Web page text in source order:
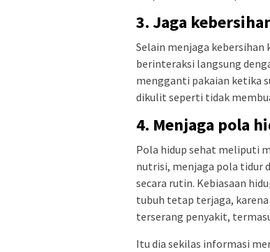
3. Jaga
Selain menjaga kebersihan
berinteraksi langsung
mengganti pakaian ketika
dikulit seperti tidak
4. Menjaga pola
Pola hidup sehat meliputi
nutrisi, menjaga pola tidur
secara rutin. Kebiasaan
tubuh tetap terjaga,
terserang penyakit,
Itu dia sekilas informasi